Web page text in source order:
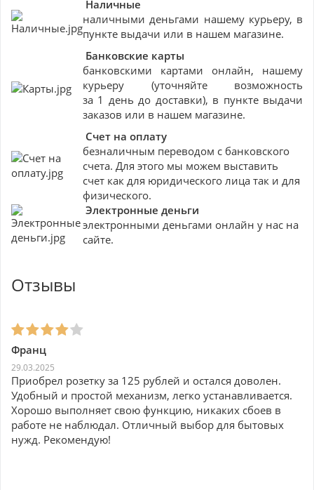
Наличные
наличными деньгами нашему курьеру, в
пункте выдачи или в нашем магазине.
Банковские карты
банковскими картами онлайн, нашему
курьеру (уточняйте возможность
за 1 день до доставки), в пункте выдачи
заказов или в нашем магазине.
Счет на оплату
безналичным переводом с банковского
счета. Для этого мы можем выставить
счет как для юридического лица так и для
физического.
Электронные деньги
электронными деньгами онлайн у нас на
сайте.
Отзывы
Франц
29.03.2025
Приобрел розетку за 125 рублей и остался доволен.
Удобный и простой механизм, легко устанавливается.
Хорошо выполняет свою функцию, никаких сбоев в
работе не наблюдал. Отличный выбор для бытовых
нужд. Рекомендую!